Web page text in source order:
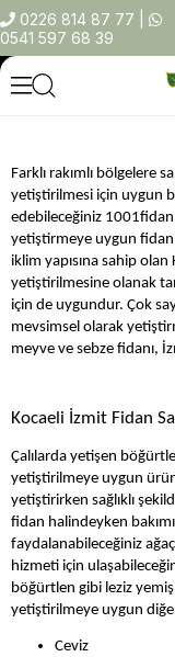
0226 814 87 77
0541 597 68 39
Farklı rakımlı bölgelere
yetiştirilmesi için uygun
edebileceğiniz
yetiştirmeye uygun
iklim yapısına sahip
yetiştirilmesine olanak
için de uygundur. Çok
mevsimsel olarak
meyve ve sebze fidanı,
Kocaeli İzmit Fidan
Çalılarda yetişen
yetiştirilmeye uygun
yetiştirirken sağlıklı
fidan halindeyken
faydalanabileceğiniz
hizmeti için
böğürtlen gibi leziz
yetiştirilmeye uygun
Ceviz